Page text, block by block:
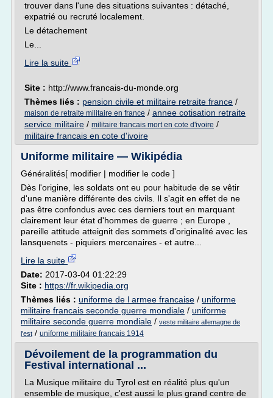
trouver dans l'une des situations suivantes : détaché,
expatrié ou recruté localement.
Le détachement
Le...
Lire la suite
Site : http://www.francais-du-monde.org
Thèmes liés : pension civile et militaire retraite france /
maison de retraite militaire en france / annee cotisation retraite
service militaire / militaire francais mort en cote d'ivoire /
militaire francais en cote d'ivoire
Uniforme militaire — Wikipédia
Généralités[ modifier | modifier le code ]
Dès l'origine, les soldats ont eu pour habitude de se vêtir
d'une manière différente des civils. Il s'agit en effet de ne
pas être confondus avec ces derniers tout en marquant
clairement leur état d'hommes de guerre ; en Europe ,
pareille attitude atteignit des sommets d'originalité avec les
lansquenets - piquiers mercenaires - et autre...
Lire la suite
Date: 2017-03-04 01:22:29
Site : https://fr.wikipedia.org
Thèmes liés : uniforme de l armee francaise / uniforme
militaire francais seconde guerre mondiale / uniforme
militaire seconde guerre mondiale / veste militaire allemagne de
l'est / uniforme militaire francais 1914
Dévoilement de la programmation du
Festival international ...
La Musique militaire du Tyrol est en réalité plus qu'un
ensemble de musique, c'est aussi le plus grand centre de